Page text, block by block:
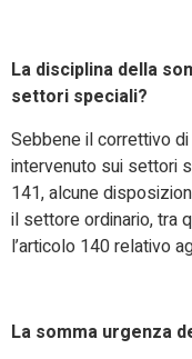
La disciplina della
settori speciali?
Sebbene il correttivo
intervenuto sui settori
141, alcune
il settore ordinario, tra
l’articolo 140 relativo
La somma urgenza